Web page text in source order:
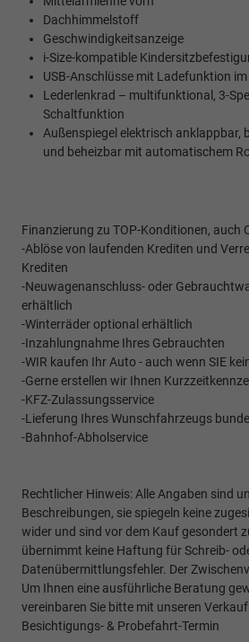
Dachhimmelstoff
Geschwindigkeitsanzeige
i-Size-kompatible
USB-Anschlüsse mit Ladefunktion im
Lederlenkrad – multifunktional, 3-
Schaltfunktion
Außenspiegel elektrisch anklappbar,
und beheizbar mit automatischem
Finanzierung zu TOP-Konditionen, auch
-Ablöse von laufenden Krediten und
Krediten
-Neuwagenanschluss- oder
erhältlich
-Winterräder optional erhältlich
-Inzahlungnahme Ihres Gebrauchten
-WIR kaufen Ihr Auto - auch wenn SIE
-Gerne erstellen wir Ihnen
-KFZ-Zulassungsservice
-Lieferung Ihres Wunschfahrzeugs
-Bahnhof-Abholservice
Rechtlicher Hinweis: Alle Angaben sind
Beschreibungen, sie spiegeln keine
wider und sind vor dem Kauf gesondert
übernimmt keine Haftung für Schreib-
Datenübermittlungsfehler. Der
Um Ihnen eine ausführliche Beratung
vereinbaren Sie bitte mit unseren
Besichtigungs- & Probefahrt-Termin